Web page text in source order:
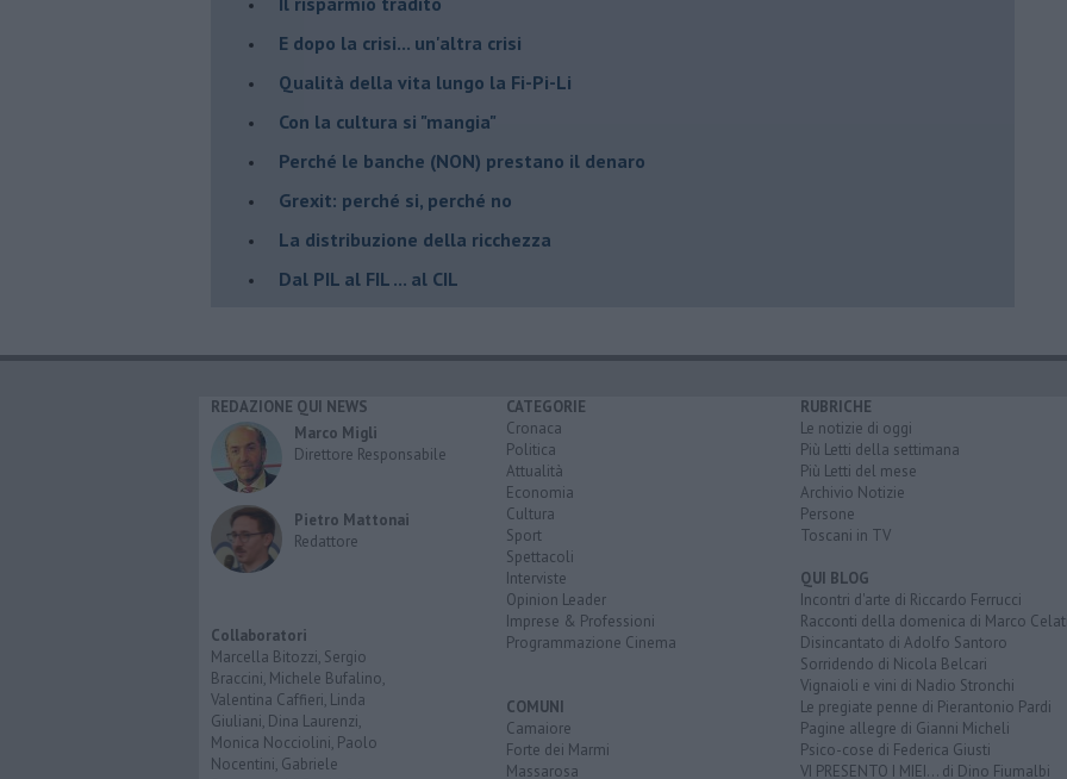
E dopo la crisi... un'altra crisi
Qualità della vita lungo la Fi-Pi-Li
​Con la cultura si "mangia"
​Perché le banche (NON) prestano il denaro
Grexit: perché si, perché no
La distribuzione della ricchezza
Dal PIL al FIL ... al CIL
REDAZIONE QUI NEWS
Marco Migli
Direttore Responsabile
Pietro Mattonai
Redattore
Collaboratori
Marcella Bitozzi, Sergio
Braccini, Michele Bufalino,
Valentina Caffieri, Linda
Giuliani, Dina Laurenzi,
Monica Nocciolini, Paolo
Nocentini, Gabriele
CATEGORIE
Cronaca
Politica
Attualità
Economia
Cultura
Sport
Spettacoli
Interviste
Opinion Leader
Imprese & Professioni
Programmazione Cinema
COMUNI
Camaiore
Forte dei Marmi
Massarosa
RUBRICHE
Le notizie di oggi
Più Letti della settimana
Più Letti del mese
Archivio Notizie
Persone
Toscani in TV
QUI BLOG
Incontri d'arte di Riccardo Ferrucci
Racconti della domenica di Marco Celati
Disincantato di Adolfo Santoro
Sorridendo di Nicola Belcari
Vignaioli e vini di Nadio Stronchi
Le pregiate penne di Pierantonio Pardi
Pagine allegre di Gianni Micheli
Psico-cose di Federica Giusti
VI PRESENTO I MIEI... di Dino Fiumalbi